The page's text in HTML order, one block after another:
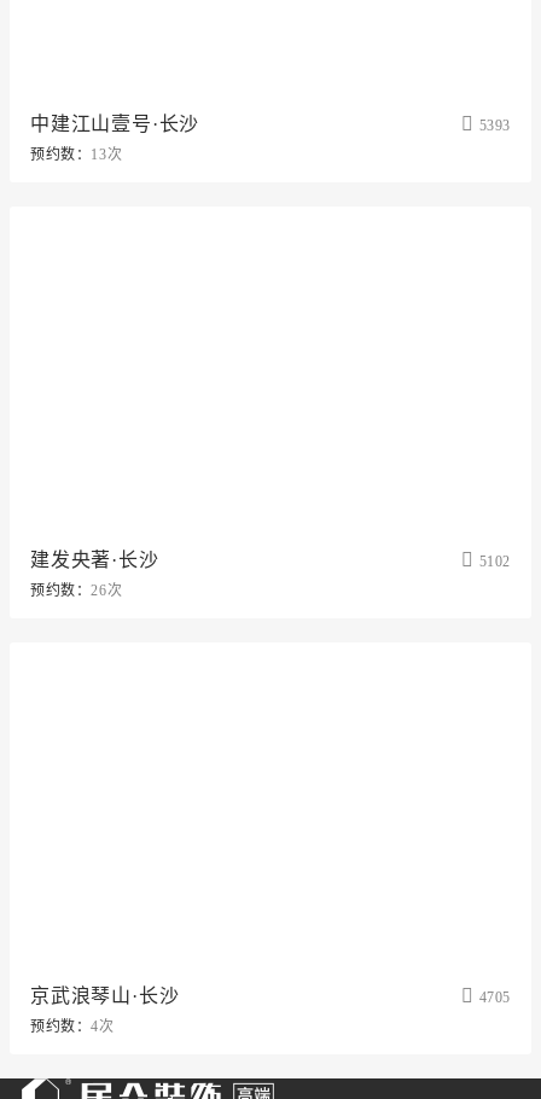
中建江山壹号·长沙
5393
预约数： 13次
建发央著·长沙
5102
预约数：26次
京武浪琴山·长沙
4705
预约数：4次